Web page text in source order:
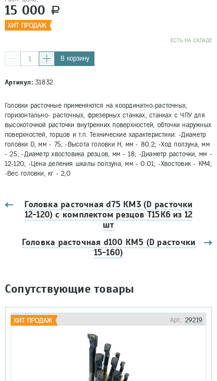
15 000 a
EСТЬ НА СКЛАДЕ
В корзину
Артикул:31832
Головки расточные применяются на координатно-расточных,
горизонтально- расточных, фрезерных станках, станках с ЧПУ для
высокоточной расточки внутренних поверхностей, обточки наружных
поверхностей, торцов и т.п. Технические характеристики: -Диаметр
головки D, мм - 75; -Высота головки H, мм - 80.2; -Ход ползуна, мм
- 25; -Диаметр хвостовика резцов, мм - 18; -Диаметр расточки, мм -
12-120; -Цена деления шкалы ползуна, мм - 0.01; -Хвостовик - КМ4;
-Вес головки, кг - 2,0
Головка расточная d75 КМ3 (D расточки
12-120) с комплектом резцов Т15К6 из 12
шт
Головка расточная d100 КМ5 (D расточки
15-160)
Сопутствующие товары
Арт.: 29219